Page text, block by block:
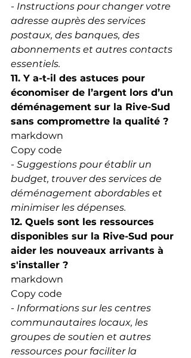
- Instructions pour changer votre
adresse auprès des services
postaux, des banques, des
abonnements et autres contacts
essentiels.
11. Y a-t-il des astuces pour
économiser de l’argent lors d’un
déménagement sur la Rive-Sud
sans compromettre la qualité ?
markdown
Copy code
- Suggestions pour établir un
budget, trouver des services de
déménagement abordables et
minimiser les dépenses.
12. Quels sont les ressources
disponibles sur la Rive-Sud pour
aider les nouveaux arrivants à
s'installer ?
markdown
Copy code
- Informations sur les centres
communautaires locaux, les
groupes de soutien et autres
ressources pour faciliter la